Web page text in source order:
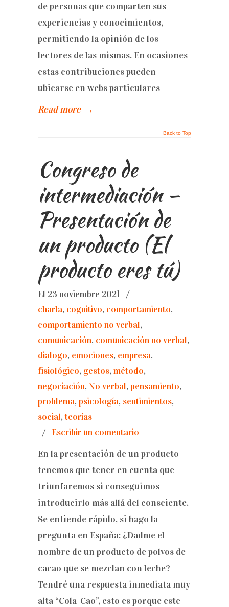
de personas que comparten sus
experiencias y conocimientos,
permitiendo la opinión de los
lectores de las mismas. En ocasiones
estas contribuciones pueden
ubicarse en webs particulares
Read more →
Back to Top
Congreso de
intermediación –
Presentación de
un producto (El
producto eres tú)
El 23 noviembre 2021
/
charla, cognitivo, comportamiento,
comportamiento no verbal,
comunicación, comunicación no verbal,
dialogo, emociones, empresa,
fisiológico, gestos, método,
negociación, No verbal, pensamiento,
problema, psicología, sentimientos,
social,teorías
/ Escribir un comentario
En la presentación de un producto
tenemos que tener en cuenta que
triunfaremos si conseguimos
introducirlo más allá del consciente.
Se entiende rápido, si hago la
pregunta en España: ¿Dadme el
nombre de un producto de polvos de
cacao que se mezclan con leche?
Tendré una respuesta inmediata muy
alta “Cola-Cao”, esto es porque este